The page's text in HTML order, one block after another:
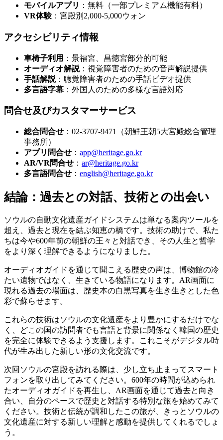
モバイルアプリ ：無料（一部プレミアム機能有料）
VR体験：宮殿別2,000-5,000ウォン
アクセシビリティ情報
車椅子利用 ：景福宮、昌徳宮部分的可能
オーディオ解説：視覚障害者のための音声解説提供
手話解説：聴覚障害者のための手話ビデオ提供
多言語字幕 ：外国人のための多様な言語対応
問合せ及びカスタマーサービス
総合問合せ ：02-3707-9471（朝鮮王朝5大宮殿総合管理
事務所）
アプリ問合せ ： app@heritage.go.kr
AR/VR問合せ ： ar@heritage.go.kr
多言語問合せ ： english@heritage.go.kr
結論：過去との対話、技術との出会い
ソウルの自動文化遺産ガイドシステムは単なる案内ツールを
超え、過去と現在を結ぶ知恵の橋です。技術の助けで、私た
ちは今や600年前の朝鮮の王々と対話でき、その人生と哲学
をより深く理解できるようになりました。
オーディオガイドを通じて聞こえる歴史の声は、博物館の冷
たい遺物ではなく、生きている物語になります。AR画面に
現れる過去の場面は、歴史本の白黒写真を生き生きとした色
彩で蘇らせます。
これらの技術はソウルの文化遺産をより豊かにするだけでな
く、どこの国の訪問者でも言語と背景に関係なく韓国の歴史
を完全に体験できるよう支援します。これこそがデジタル時
代が生み出した新しい形の文化交流です。
次回ソウルの宮殿を訪れる際は、少し立ち止まってスマート
フォンを取り出してみてください。600年の時間が込められ
たオーディオガイドを再生し、AR画面を通じて過去と向き
合い、自分のペースで歴史と対話する特別な旅を始めてみて
ください。技術と伝統が調和したこの旅が、きっとソウルの
文化遺産に対する新しい理解と感動を提供してくれるでしょ
う。